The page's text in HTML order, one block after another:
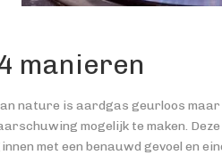
manieren
nature is aardgas geurloos
mogelijk te maken.
met een benauwd gevoel en